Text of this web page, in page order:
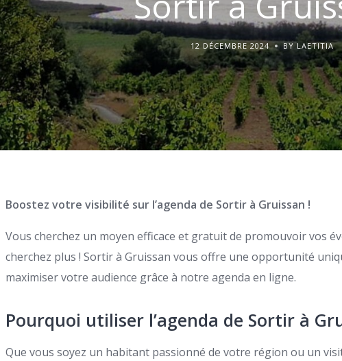
12 DÉCEMBRE 2024 BY LAETITIA
Boostez votre visibilité sur l’agenda de Sortir à Gruissan !
Vous cherchez un moyen efficace et gratuit de promouvoir vos
cherchez plus ! Sortir à Gruissan vous offre une opportunité
maximiser votre audience grâce à notre agenda en ligne.
Pourquoi utiliser l’agenda de Sortir à
Que vous soyez un habitant passionné de votre région ou un